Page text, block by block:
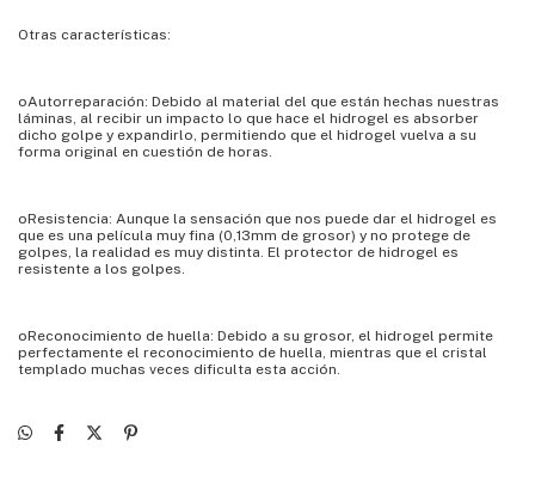
Otras características:
oAutorreparación: Debido al material del que están hechas nuestras
láminas, al recibir un impacto lo que hace el hidrogel es absorber
dicho golpe y expandirlo, permitiendo que el hidrogel vuelva a su
forma original en cuestión de horas.
oResistencia: Aunque la sensación que nos puede dar el hidrogel es
que es una película muy fina (0,13mm de grosor) y no protege de
golpes, la realidad es muy distinta. El protector de hidrogel es
resistente a los golpes.
oReconocimiento de huella: Debido a su grosor, el hidrogel permite
perfectamente el reconocimiento de huella, mientras que el cristal
templado muchas veces dificulta esta acción.